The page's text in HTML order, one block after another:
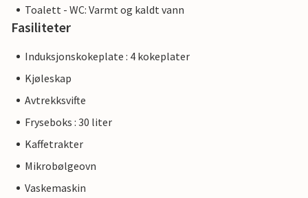
Toalett - WC: Varmt og kaldt vann
Fasiliteter
Induksjonskokeplate : 4 kokeplater
Kjøleskap
Avtrekksvifte
Fryseboks : 30 liter
Kaffetrakter
Mikrobølgeovn
Vaskemaskin